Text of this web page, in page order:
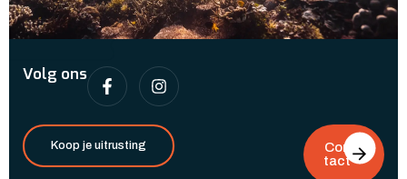
Volg ons
Koop je uitrusting
Con
tact